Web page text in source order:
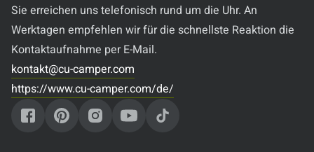
Sie erreichen uns telefonisch rund um die Uhr. An
Werktagen empfehlen wir für die schnellste Reaktion die
Kontaktaufnahme per E-Mail.
kontakt@cu-camper.com
https://www.cu-camper.com/de/